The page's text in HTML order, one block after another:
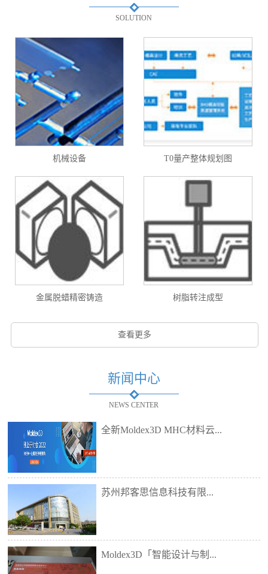
SOLUTION
机械设备 T0量产整体规划图
金属脱蜡精密铸造 树脂转注成型
查看更多
新闻中心
NEWS CENTER
全新Moldex3D MHC材料云...
苏州邦客思信息科技有限...
Moldex3D「智能设计与制...